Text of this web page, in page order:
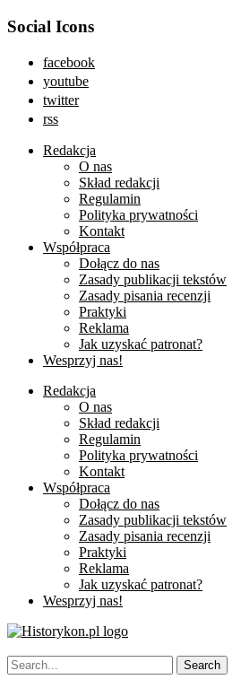
Social Icons
facebook
youtube
twitter
rss
Redakcja
O nas
Skład redakcji
Regulamin
Polityka prywatności
Kontakt
Współpraca
Dołącz do nas
Zasady publikacji tekstów
Zasady pisania recenzji
Praktyki
Reklama
Jak uzyskać patronat?
Wesprzyj nas!
Redakcja
O nas
Skład redakcji
Regulamin
Polityka prywatności
Kontakt
Współpraca
Dołącz do nas
Zasady publikacji tekstów
Zasady pisania recenzji
Praktyki
Reklama
Jak uzyskać patronat?
Wesprzyj nas!